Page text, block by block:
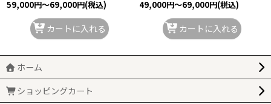
59,000円～69,000円(税込)
カートに入れる
49,000円～69,000円(税込)
カートに入れる
ホーム
ショッピングカート